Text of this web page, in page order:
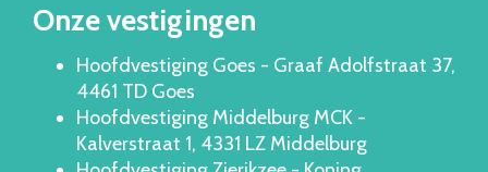
Onze vestigingen
Hoofdvestiging Goes - Graaf Adolfstraat 37,
4461 TD Goes
Hoofdvestiging Middelburg MCK -
Kalverstraat 1, 4331 LZ Middelburg